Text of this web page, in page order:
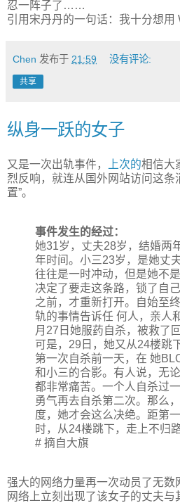
忍一阵子了……
引用宋丹丹的一句话：我十分想
Chen 发布于 21:59 没有评论:
共享
纵身一跃的女子
又是一次出轨事件， 上次的相信大
烈反响，就连从国外网站访问这条
置”。
事件发生的经过：
她31岁，丈夫28岁，结婚两
年时间。小三23岁，是她丈
往往是一时冲动，但是她不
决定了要走这条路，锁了自
之前，才重新打开。自始至
轨的事情告诉任 何人，亲人
月27日她服药自杀，被救了
可是，29日，她又从24楼跳
第一次自杀前一天，在 她
和小三的合影。有人说，无
都非常痛苦。一个人自杀过
勇气再去自杀第二次。那么
度，她才会这么决绝。距第
时，从24楼跳下，走上不
# 摘自大旗
强大的网络力量再一次动员了无数
网络上立刻出现了该女子的丈夫与